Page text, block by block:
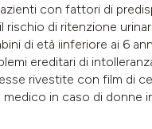
con fattori di
rischio di ritenzione
di età iinferiore ai 6
ereditari di
rivestite con film di
in caso di donne